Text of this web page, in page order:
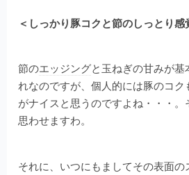
＜しっかり豚コクと節のしっとり感
節のエッジングと玉ねぎの甘みが
れなのですが、個人的には豚のコ
がナイスと思うのですよね・・・。
思わせますわ。
それに、いつにもましてその表面